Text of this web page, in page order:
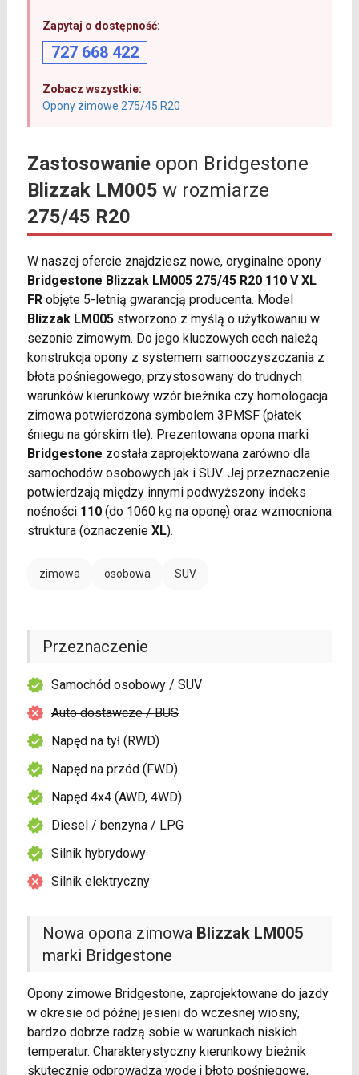
Zapytaj o dostępność:
727 668 422
Zobacz wszystkie:
Opony zimowe 275/45 R20
Zastosowanieopon Bridgestone
Blizzak LM005 w rozmiarze
275/45 R20
W naszej ofercie znajdziesz nowe, oryginalne opony
Bridgestone Blizzak LM005 275/45 R20 110 V XL
FRobjęte 5-letnią gwarancją producenta. Model
Blizzak LM005stworzono z myślą o użytkowaniu w
sezonie zimowym. Do jego kluczowych cech należą
konstrukcja opony z systemem samooczyszczania z
błota pośniegowego, przystosowany do trudnych
warunków kierunkowy wzór bieżnika czy homologacja
zimowa potwierdzona symbolem 3PMSF (płatek
śniegu na górskim tle). Prezentowana opona marki
Bridgestone została zaprojektowana zarówno dla
samochodów osobowych jak i SUV. Jej przeznaczenie
potwierdzają między innymi podwyższony indeks
nośności 110(do 1060 kg na oponę) oraz wzmocniona
struktura (oznaczenie XL).
zimowa osobowa SUV
Nowa opona zimowa Blizzak LM005
marki Bridgestone
Opony zimowe Bridgestone, zaprojektowane do jazdy
w okresie od późnej jesieni do wczesnej wiosny,
bardzo dobrze radzą sobie w warunkach niskich
temperatur. Charakterystyczny kierunkowy bieżnik
skutecznie odprowadza wodę i błoto pośniegowe,
Przeznaczenie
Samochód osobowy / SUV
Auto dostawcze / BUS
Napęd na tył (RWD)
Napęd na przód (FWD)
Napęd 4x4 (AWD, 4WD)
Diesel / benzyna / LPG
Silnik hybrydowy
Silnik elektryczny